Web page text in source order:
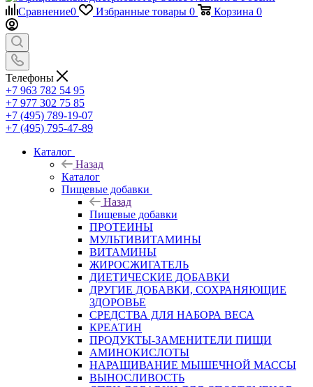
Сравнение0 Избранные товары 0 Корзина 0
Телефоны
+7 963 782 54 95
+7 977 302 75 85
+7 (495) 789-19-07
+7 (495) 795-47-89
Каталог
Назад
Каталог
Пищевые добавки
Назад
Пищевые добавки
ПРОТЕИНЫ
МУЛЬТИВИТАМИНЫ
ВИТАМИНЫ
ЖИРОСЖИГАТЕЛЬ
ДИЕТИЧЕСКИЕ ДОБАВКИ
ДРУГИЕ ДОБАВКИ, СОХРАНЯЮЩИЕ
ЗДОРОВЬЕ
СРЕДСТВА ДЛЯ НАБОРА ВЕСА
КРЕАТИН
ПРОДУКТЫ-ЗАМЕНИТЕЛИ ПИЩИ
АМИНОКИСЛОТЫ
НАРАЩИВАНИЕ МЫШЕЧНОЙ МАССЫ
ВЫНОСЛИВОСТЬ